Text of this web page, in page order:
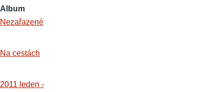
Album
Nezařazené
Na cestách
2011 leden -